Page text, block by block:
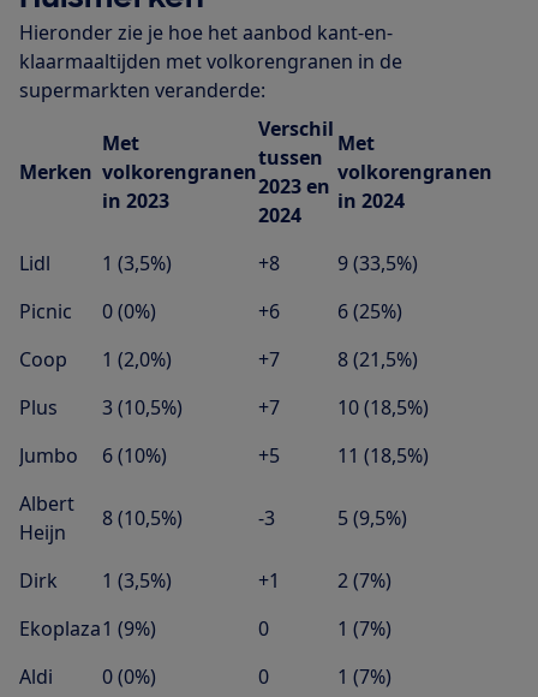
Hieronder zie je hoe het aanbod kant-en-
klaarmaaltijden met volkorengranen in de
supermarkten veranderde:
Merken
Met
volkorengranen
in 2023
Verschil
tussen
2023 en
2024
Met
volkorengranen
in 2024
Lidl 1 (3,5%) +8
9 (33,5%)
Picnic
0 (0%) +6
6 (25%)
Coop
1 (2,0%) +7
8 (21,5%)
Plus
3 (10,5%) +7
10 (18,5%)
Jumbo
6 (10%) +5
11 (18,5%)
Albert
Heijn
8 (10,5%) -3 5 (9,5%)
Dirk 1 (3,5%) +1
2 (7%)
Ekoplaza1 (9%) 0
1 (7%)
Aldi
0 (0%) 0 1 (7%)